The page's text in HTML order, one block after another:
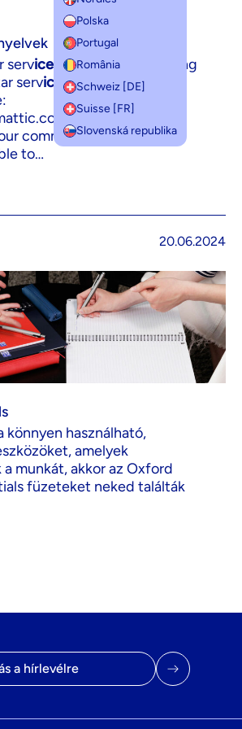
Polska
Portugal
România
Schweiz [DE]
Suisse [FR]
Slovenská republika
service to see if you are using
service privacy policy is
privacy/. After
comment, your profile
to…
20.06.2024
könnyen használható,
amelyek
munkát, akkor az Oxford
füzeteket neked találták